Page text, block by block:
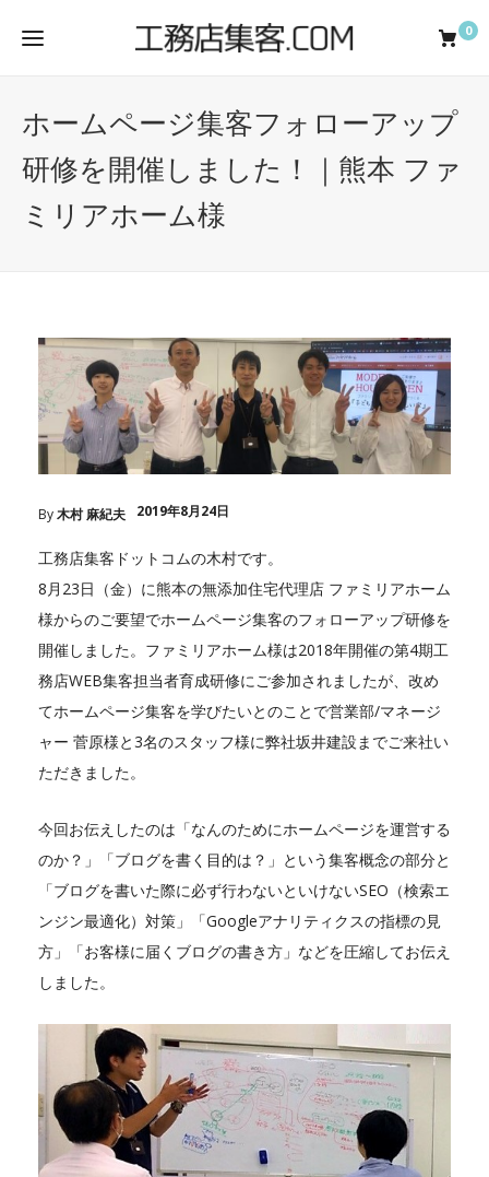
0
ホームページ集客フォローアップ
研修を開催しました！｜熊本 ファ
ミリアホーム様
By木村 麻紀夫 2019年8月24日
工務店集客ドットコムの木村です。
8月23日（金）に熊本の無添加住宅代理店 ファミリアホーム
様からのご要望でホームページ集客のフォローアップ研修を
開催しました。ファミリアホーム様は2018年開催の第4期工
務店WEB集客担当者育成研修にご参加されましたが、改め
てホームページ集客を学びたいとのことで営業部/マネージ
ャー 菅原様と3名のスタッフ様に弊社坂井建設までご来社い
ただきました。
今回お伝えしたのは「なんのためにホームページを運営する
のか？」「ブログを書く目的は？」という集客概念の部分と
「ブログを書いた際に必ず行わないといけないSEO（検索エ
ンジン最適化）対策」「Googleアナリティクスの指標の見
方」「お客様に届くブログの書き方」などを圧縮してお伝え
しました。